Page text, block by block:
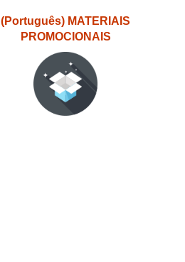
(Português) MATERIAIS
PROMOCIONAIS